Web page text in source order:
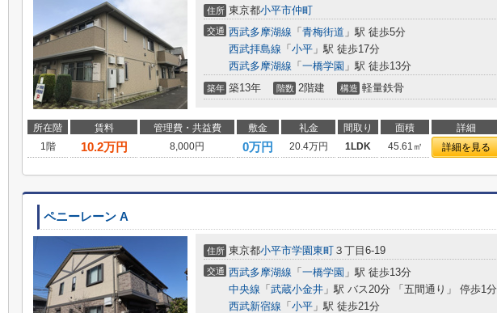
住所 東京都小平市仲町
交通 西武多摩湖線 「 青梅街道 」駅 徒歩5分
西武拝島線 「 小平 」駅 徒歩17分
西武多摩湖線 「 一橋学園 」駅 徒歩13分
築年 築13年 階数 2階建 構造 軽量鉄骨
所在階 賃料 管理費・共益費 敷金 礼金 間取り 面積 詳細
1階
10.2万円 8,000円 0万円 20.4万円 1LDK 45.61㎡ 詳細を見る
ペニーレーン A
住所 東京都小平市学園東町 ３丁目6-19
交通 西武多摩湖線 「 一橋学園 」駅 徒歩13分
中央線 「 武蔵小金井 」駅 バス20分 「五間通り」 停歩1分
西武新宿線 「 小平 」駅 徒歩21分